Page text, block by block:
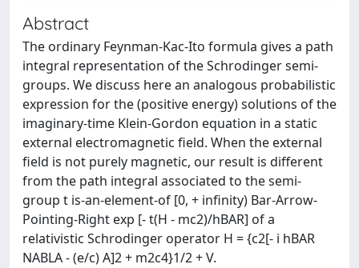
Abstract
The ordinary Feynman-Kac-Ito formula gives a path
integral representation of the Schrodinger semi-
groups. We discuss here an analogous probabilistic
expression for the (positive energy) solutions of the
imaginary-time Klein-Gordon equation in a static
external electromagnetic field. When the external
field is not purely magnetic, our result is different
from the path integral associated to the semi-
group t is-an-element-of [0, + infinity) Bar-Arrow-
Pointing-Right exp [- t(H - mc2)/hBAR] of a
relativistic Schrodinger operator H = {c2[- i hBAR
NABLA - (e/c) A]2 + m2c4}1/2 + V.